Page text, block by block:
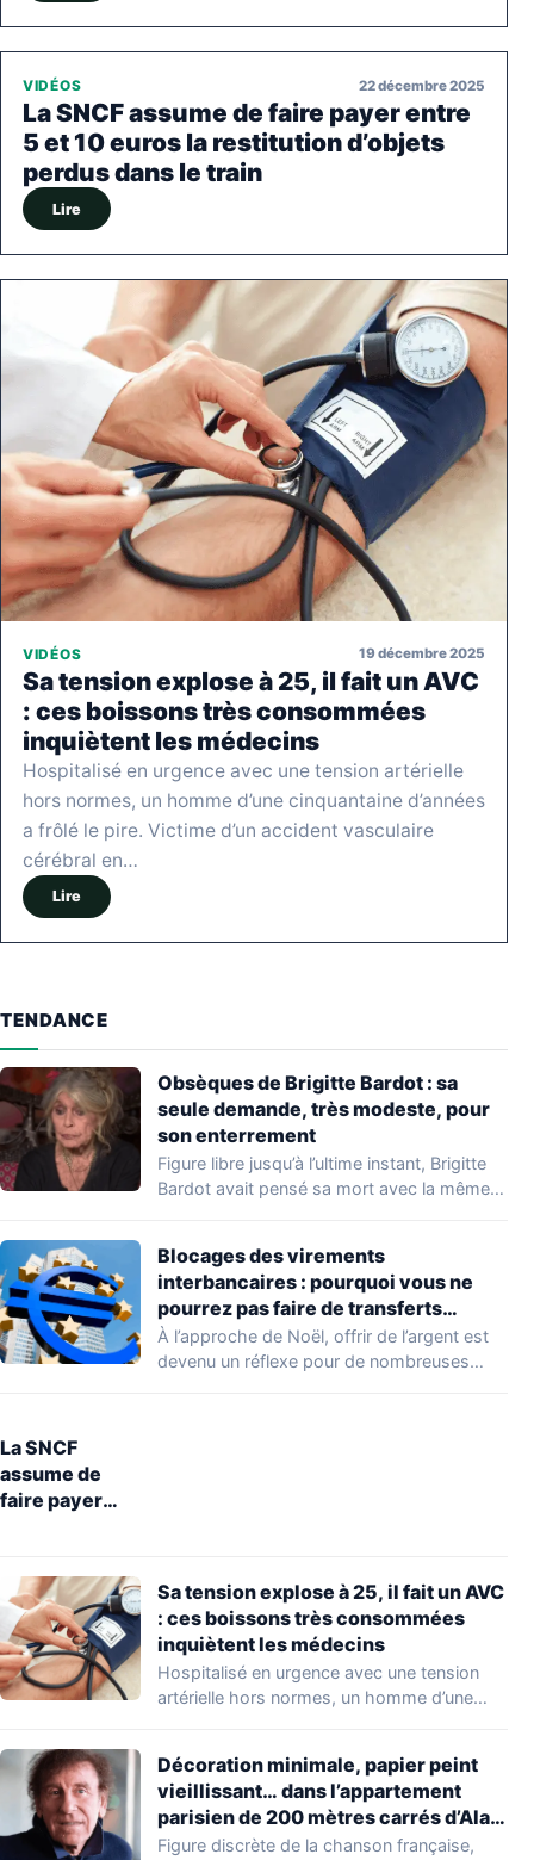
VIDÉOS 22 décembre 2025
La SNCF assume de faire payer entre
5 et 10 euros la restitution d’objets
perdus dans le train
Lire
VIDÉOS 19 décembre 2025
Sa tension explose à 25, il fait un AVC
: ces boissons très consommées
inquiètent les médecins
Hospitalisé en urgence avec une tension artérielle
hors normes, un homme d’une cinquantaine d’années
a frôlé le pire. Victime d’un accident vasculaire
cérébral en…
Lire
TENDANCE
Obsèques de Brigitte Bardot : sa
seule demande, très modeste, pour
son enterrement
Figure libre jusqu’à l’ultime instant, Brigitte
Bardot avait pensé sa mort avec la même…
Blocages des virements
interbancaires : pourquoi vous ne
pourrez pas faire de transferts
jusqu’à lundi 29 décembre
À l’approche de Noël, offrir de l’argent est
devenu un réflexe pour de nombreuses…
La SNCF
assume de
faire payer
restitution
d’objets
perdus dans le
train
Sa tension explose à 25, il fait un AVC
: ces boissons très consommées
inquiètent les médecins
Hospitalisé en urgence avec une tension
artérielle hors normes, un homme d’une
Décoration minimale, papier peint
vieillissant… dans l’appartement
parisien de 200 mètres carrés d’Alain
Souchon
Figure discrète de la chanson française,